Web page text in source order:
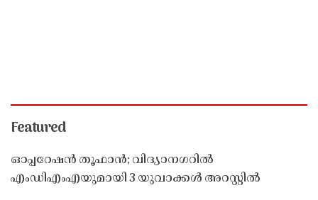
Featured
ഓപ്പറേഷൻ തൂഫാൻ; വിദ്യാനഗറിൽ
എംഡിഎംഎയുമായി 3 യുവാക്കൾ അറസ്റ്റിൽ